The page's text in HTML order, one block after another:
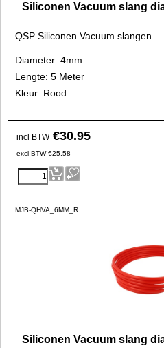
Siliconen Vacuum slang
QSP Siliconen Vacuum slangen
Diameter: 4mm
Lengte: 5 Meter
Kleur: Rood
incl BTW €30.95
excl BTW €25.58
MJB-QHVA_6MM_R
Siliconen Vacuum slang